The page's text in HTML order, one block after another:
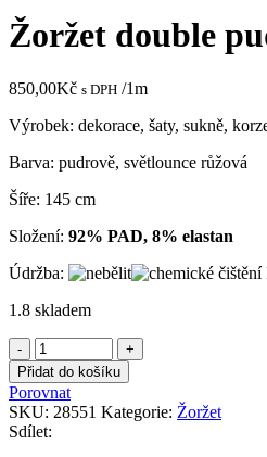
Žoržet double
850,00Kč s DPH /1m
Výrobek: dekorace, šaty, sukně,
Barva: pudrově, světlounce růžová
Šíře: 145 cm
Složení: 92% PAD, 8% elastan
Údržba:
1.8 skladem
Žoržet
double
pudrově
růžový
množství
Přidat do košíku
Porovnat
SKU: 28551 Kategorie: Žoržet
Sdílet: